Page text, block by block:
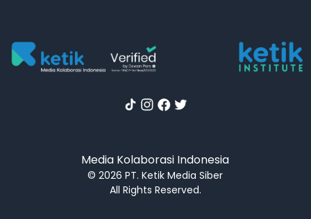
Media Kolaborasi Indonesia
© 2026 PT. Ketik Media Siber
All Rights Reserved.